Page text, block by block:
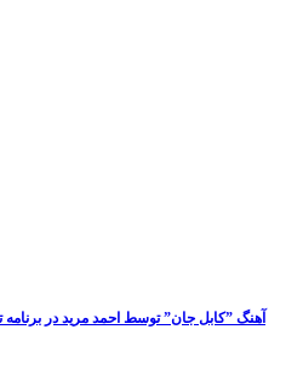
آهنگ ”کابل جان” توسط احمد مرید در